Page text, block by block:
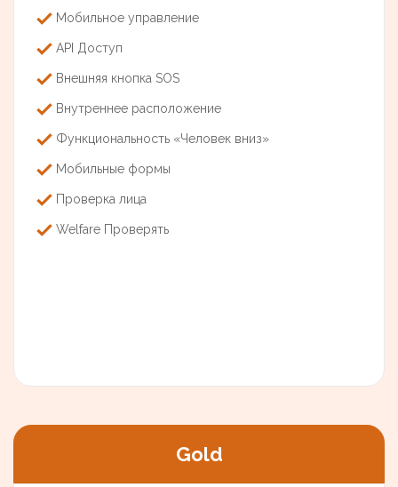
Мобильное управление
API Доступ
Внешняя кнопка SOS
Внутреннее расположение
Функциональность «Человек вниз»
Мобильные формы
Проверка лица
Welfare Проверять
Gold